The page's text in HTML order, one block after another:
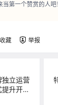
第一个赞赏的人吧
收藏 举报
独立运营
升开店